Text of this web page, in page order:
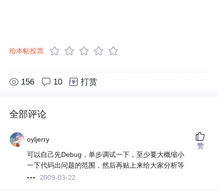
给本帖投票
156 10 打赏
全部评论
oyljerry
可以自己先Debug，单步调试一下，至少要大概缩小
一下代码出问题的范围，然后再贴上来给大家分析等
2009-03-22
赞